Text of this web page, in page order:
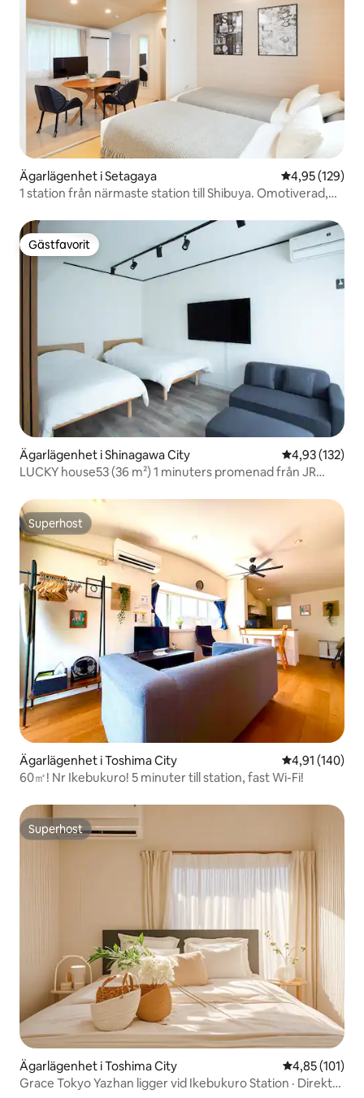
Ägarlägenhet i Setagaya 4,95 av 5 i
4,95 (129)
1 station från närmaste station till Shibuya. Omotiverad,
Tvättmaskin och torktumlare 30m² 02
Gästfavorit
Gästfavorit
Ägarlägenhet i Shinagawa City 4,93 av 5 i
4,93 (132)
LUCKY house53 (36 m²) 1 minuters promenad från JR
Superhost
Superhost
Ägarlägenhet i Toshima City 4,91 av 5 i
4,91 (140)
60㎡! Nr Ikebukuro! 5 minuter till station, fast Wi-Fi!
Superhost
Superhost
Ägarlägenhet i Toshima City 4,85 av 5 i
4,85 (101)
Grace Tokyo Yazhan ligger vid Ikebukuro Station · Direkt